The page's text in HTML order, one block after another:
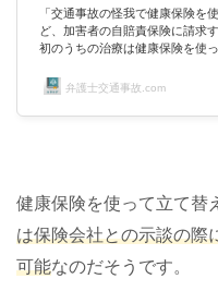
「交通事故の怪我で健康保険を
ど、加害者の自賠責保険に請求
初のうちの治療は健康保険を使
を使用するメリットって？」「
の？」交通事故の怪我の治療費
弁護士交通事故.com
健康保険を使って立て替
は保険会社との示談の際
可能なのだそうです。